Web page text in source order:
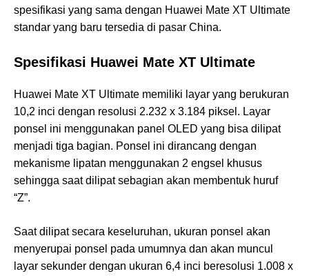
spesifikasi yang sama dengan Huawei Mate XT Ultimate
standar yang baru tersedia di pasar China.
Spesifikasi Huawei Mate XT Ultimate
Huawei Mate XT Ultimate memiliki layar yang berukuran
10,2 inci dengan resolusi 2.232 x 3.184 piksel. Layar
ponsel ini menggunakan panel OLED yang bisa dilipat
menjadi tiga bagian. Ponsel ini dirancang dengan
mekanisme lipatan menggunakan 2 engsel khusus
sehingga saat dilipat sebagian akan membentuk huruf
“Z”.
Saat dilipat secara keseluruhan, ukuran ponsel akan
menyerupai ponsel pada umumnya dan akan muncul
layar sekunder dengan ukuran 6,4 inci beresolusi 1.008 x